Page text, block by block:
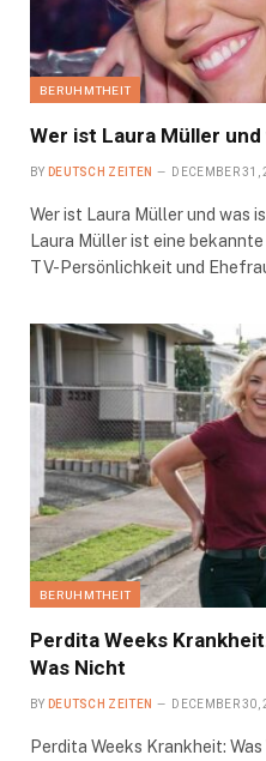
BERUHMTHEIT
Wer ist Laura Müller und
BY DEUTSCH ZEITEN DECEMBER 31,
Wer ist Laura Müller und was
Laura Müller ist eine
TV-Persönlichkeit und
BERUHMTHEIT
Perdita Weeks
Was Nicht
BY DEUTSCH ZEITEN DECEMBER 30,
Perdita Weeks Krankheit: